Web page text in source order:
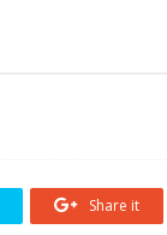
Share it